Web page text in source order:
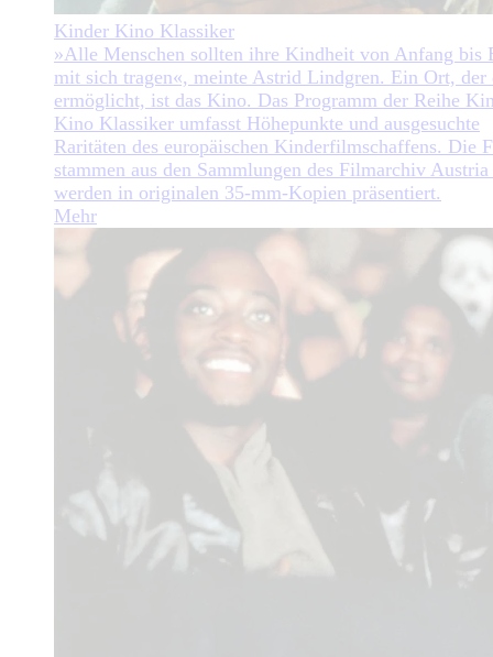
Kinder Kino Klassiker
»Alle Menschen sollten ihre Kindheit von Anfang bis
mit sich tragen«, meinte Astrid Lindgren. Ein Ort, der
ermöglicht, ist das Kino. Das Programm der Reihe
Kino Klassiker umfasst Höhepunkte und ausgesuchte
Raritäten des europäischen Kinderfilmschaffens. Die
stammen aus den Sammlungen des Filmarchiv
werden in originalen 35-mm-Kopien präsentiert.
Mehr